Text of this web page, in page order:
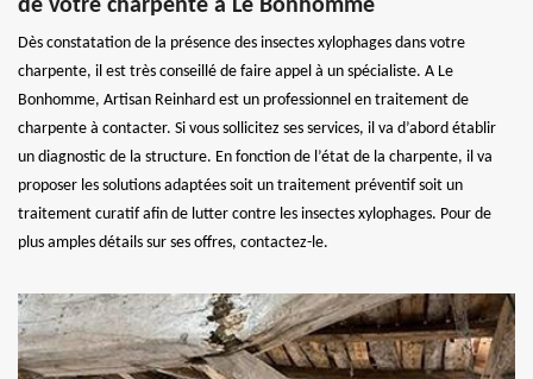
de votre charpente à Le Bonhomme
Dès constatation de la présence des insectes xylophages dans votre
charpente, il est très conseillé de faire appel à un spécialiste. A Le
Bonhomme, Artisan Reinhard est un professionnel en traitement de
charpente à contacter. Si vous sollicitez ses services, il va d’abord établir
un diagnostic de la structure. En fonction de l’état de la charpente, il va
proposer les solutions adaptées soit un traitement préventif soit un
traitement curatif afin de lutter contre les insectes xylophages. Pour de
plus amples détails sur ses offres, contactez-le.